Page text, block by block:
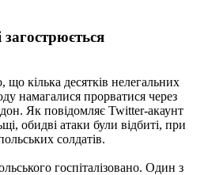
кілька десятків нелегальних
намагалися прорватися через
Як повідомляє Twitter-акаунт
обидві атаки були відбиті, при
солдатів.
госпіталізовано. Один з